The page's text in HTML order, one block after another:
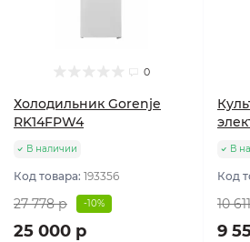
0
Холодильник Gorenje
RK14FPW4
В наличии
Код товара: 193356
27 778 р -10%
25 000 р
В
Код
10
9